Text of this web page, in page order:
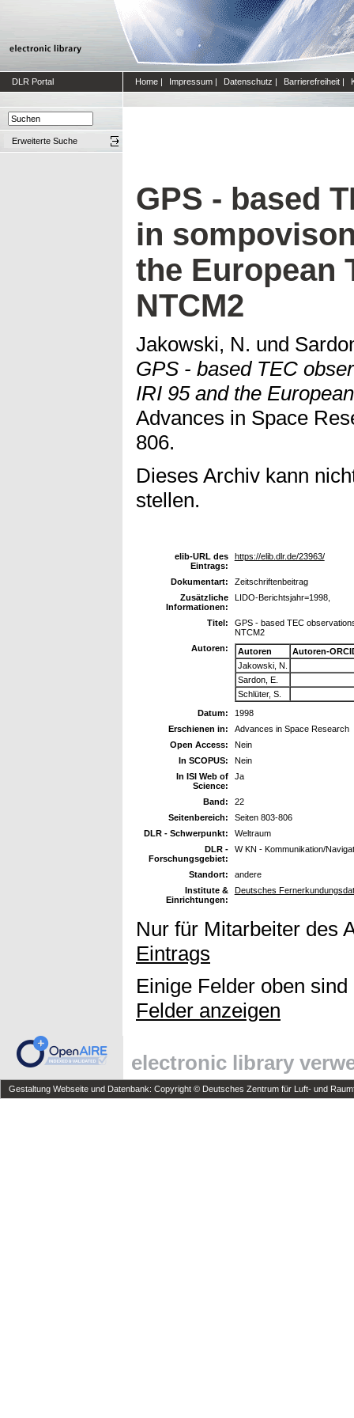
DLR Portal Home | Impressum | Datenschutz | Barrierefreiheit |
Erweiterte Suche
GPS - based
in
the European
NTCM2
Jakowski, N. und
GPS - based TEC
IRI 95 and the
Advances in Space
806.
Dieses Archiv kann
stellen.
elib-URL des
Eintrags:
https://elib.dlr.de/23963/
Dokumentart:
Zeitschriftenbeitrag
Zusätzliche
Informationen:
LIDO-Berichtsjahr=1998,
Titel:
GPS - based TEC
NTCM2
Autoren:
Autoren
Autoren-
Jakowski, N.
Sardon, E.
Schlüter, S.
Datum:
1998
Erschienen in:
Advances in Space Research
Open Access:
Nein
In SCOPUS:
Nein
In ISI Web of
Science:
Ja
Band:
22
Seitenbereich:
Seiten 803-806
DLR - Schwerpunkt:
Weltraum
DLR -
Forschungsgebiet:
W KN - Kommunikation/
Standort:
andere
Institute &
Einrichtungen:
Deutsches
Nur für Mitarbeiter des
Eintrags
Einige Felder oben
Felder anzeigen
electronic library
Gestaltung Webseite und Datenbank: Copyright © Deutsches Zentrum für Luft- und